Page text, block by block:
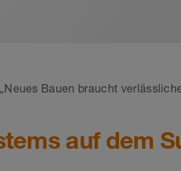
„Neues Bauen braucht
auf dem